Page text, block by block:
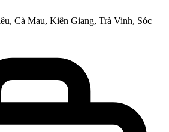
Cà Mau, Kiên Giang, Trà Vinh, Sóc